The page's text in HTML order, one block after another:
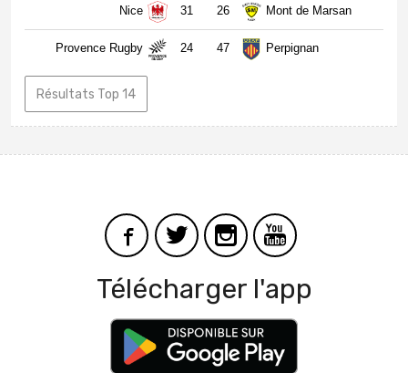
Nice 31 26 Mont de Marsan
Provence Rugby 24 47 Perpignan
Résultats Top 14
Télécharger l'app